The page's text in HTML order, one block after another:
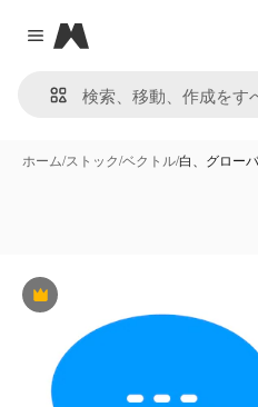
Close menu
Magnific
ホーム/ストック/ベクトル/白、グロー
Premium